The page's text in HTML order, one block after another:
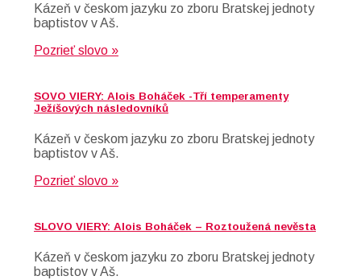
Kázeň v českom jazyku zo zboru Bratskej jednoty
baptistov v Aš.
Pozrieť slovo »
SOVO VIERY: Alois Boháček -Tří temperamenty
Ježíšových následovníků
Kázeň v českom jazyku zo zboru Bratskej jednoty
baptistov v Aš.
Pozrieť slovo »
SLOVO VIERY: Alois Boháček – Roztoužená nevěsta
Kázeň v českom jazyku zo zboru Bratskej jednoty
baptistov v Aš.